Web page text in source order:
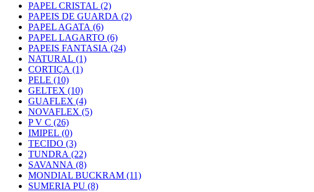
PAPEL CRISTAL (2)
PAPEIS DE GUARDA (2)
PAPEL AGATA (6)
PAPEL LAGARTO (6)
PAPEIS FANTASIA (24)
NATURAL (1)
CORTIÇA (1)
PELE (10)
GELTEX (10)
GUAFLEX (4)
NOVAFLEX (5)
P V C (26)
IMIPEL (0)
TECIDO (3)
TUNDRA (22)
SAVANNA (8)
MONDIAL BUCKRAM (11)
SUMERIA PU (8)